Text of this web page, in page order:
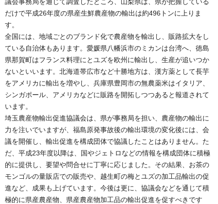
だけで平成26年度の県産生鮮農産物の輸出は約496トンに上りま
す。
全国には、地域ごとのブランド化で農産物を輸出し、販路拡大をし
ている自治体もあります。愛媛県八幡浜市のミカンは台湾へ、徳島
県那賀町はフランス料理にとユズを欧州に輸出し、生産が追いつか
ないといいます。北海道帯広市など十勝地方は、漢方薬として長芋
をアメリカに輸出を増やし、兵庫県豊岡市の無農薬米はイタリア、
シンガポール、アメリカなどに販路を開拓しつつあると報道されて
います。
埼玉農産物輸出促進協議会は、県が事務局を担い、農産物の輸出に
力を注いでいますが、福島原発事故後の輸出環境の変化後には、会
議を開催し、輸出促進を構成団体で協議したことはありません。た
だ、平成23年度以降は、国やジェトロなどの情報を構成団体に積極
的に提供し、要望や問合せに丁寧に応じました。その結果、お茶の
モンゴルの量販店での販売や、越生町の梅とユズの加工品輸出の促
進など、成果も上げています。今後は更に、協議会などを通じて積
極的に県産農産物、県産農産物加工品の輸出促進を促すべきです